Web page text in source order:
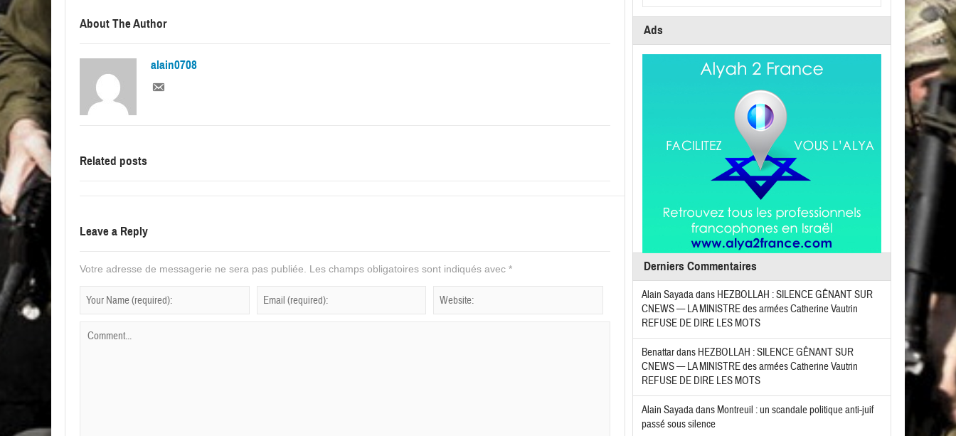
About The Author
alain0708
Related posts
Leave a Reply
Votre adresse de messagerie ne sera pas publiée. Les champs obligatoires sont indiqués avec *
Ads
Derniers Commentaires
Alain Sayadadans HEZBOLLAH : SILENCE GÊNANT SUR
CNEWS — LA MINISTRE des armées Catherine Vautrin
REFUSE DE DIRE LES MOTS
Benattardans HEZBOLLAH : SILENCE GÊNANT SUR
CNEWS — LA MINISTRE des armées Catherine Vautrin
REFUSE DE DIRE LES MOTS
Alain Sayadadans Montreuil : un scandale politique anti-juif
passé sous silence